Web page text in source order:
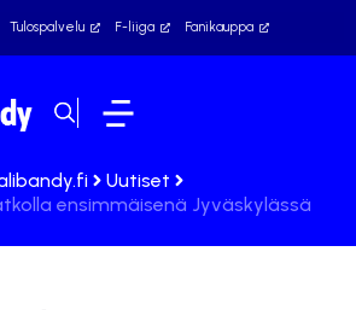
Tulospalvelu F-liiga Fanikauppa
Uutiset
ensimmäisenä Jyväskylässä